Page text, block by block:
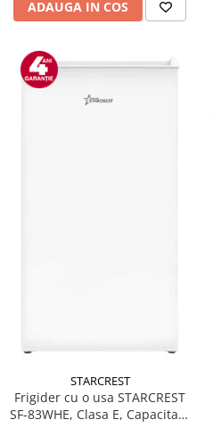
ADAUGA IN COS
STARCREST
Frigider cu o usa STARCREST
SF-83WHE, Clasa E, Capacitate